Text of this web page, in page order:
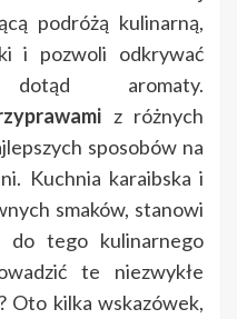
podróżą kulinarną,
i pozwoli odkrywać
aromaty.
z różnych
sposobów na
Kuchnia karaibska i
smaków, stanowi
do tego kulinarnego
te niezwykłe
Oto kilka wskazówek,